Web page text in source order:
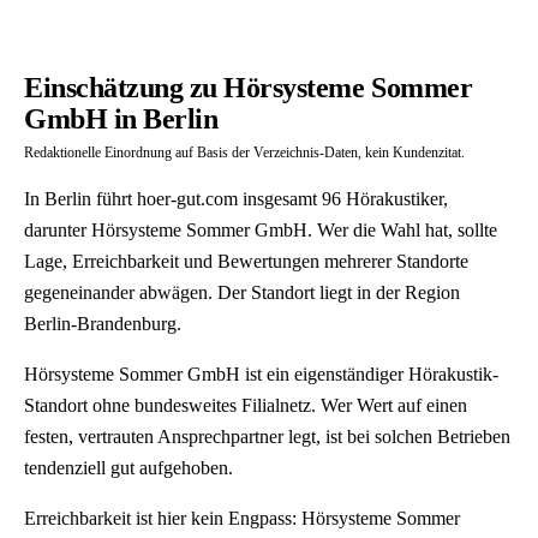
Einschätzung zu Hörsysteme Sommer
GmbH in Berlin
Redaktionelle Einordnung auf Basis der Verzeichnis-Daten, kein Kundenzitat.
In Berlin führt hoer-gut.com insgesamt 96 Hörakustiker,
darunter Hörsysteme Sommer GmbH. Wer die Wahl hat, sollte
Lage, Erreichbarkeit und Bewertungen mehrerer Standorte
gegeneinander abwägen. Der Standort liegt in der Region
Berlin-Brandenburg.
Hörsysteme Sommer GmbH ist ein eigenständiger Hörakustik-
Standort ohne bundesweites Filialnetz. Wer Wert auf einen
festen, vertrauten Ansprechpartner legt, ist bei solchen Betrieben
tendenziell gut aufgehoben.
Erreichbarkeit ist hier kein Engpass: Hörsysteme Sommer